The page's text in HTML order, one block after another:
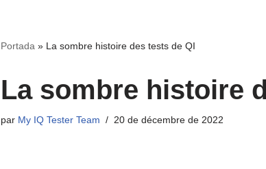
Portada » La sombre histoire des tests de QI
La sombre histoire
par My IQ Tester Team 20 de décembre de 2022